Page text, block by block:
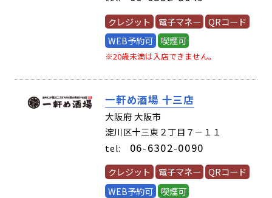
クレジット 電子マネー
QRコード
WEB予約可
喫煙可
※20歳未満は入店できません。
一軒め酒場 十三店
大阪府 大阪市
淀川区十三東２丁目７－１１
tel: 06-6302-0090
クレジット 電子マネー
QRコード
WEB予約可
喫煙可